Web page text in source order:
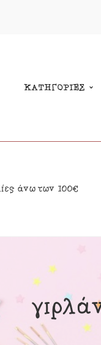
ΚΑΤΗΓΟΡΙΕΣ
Δώρα
Δωματίου
Μόμπιλε
Κουτιά
άνω των 100€